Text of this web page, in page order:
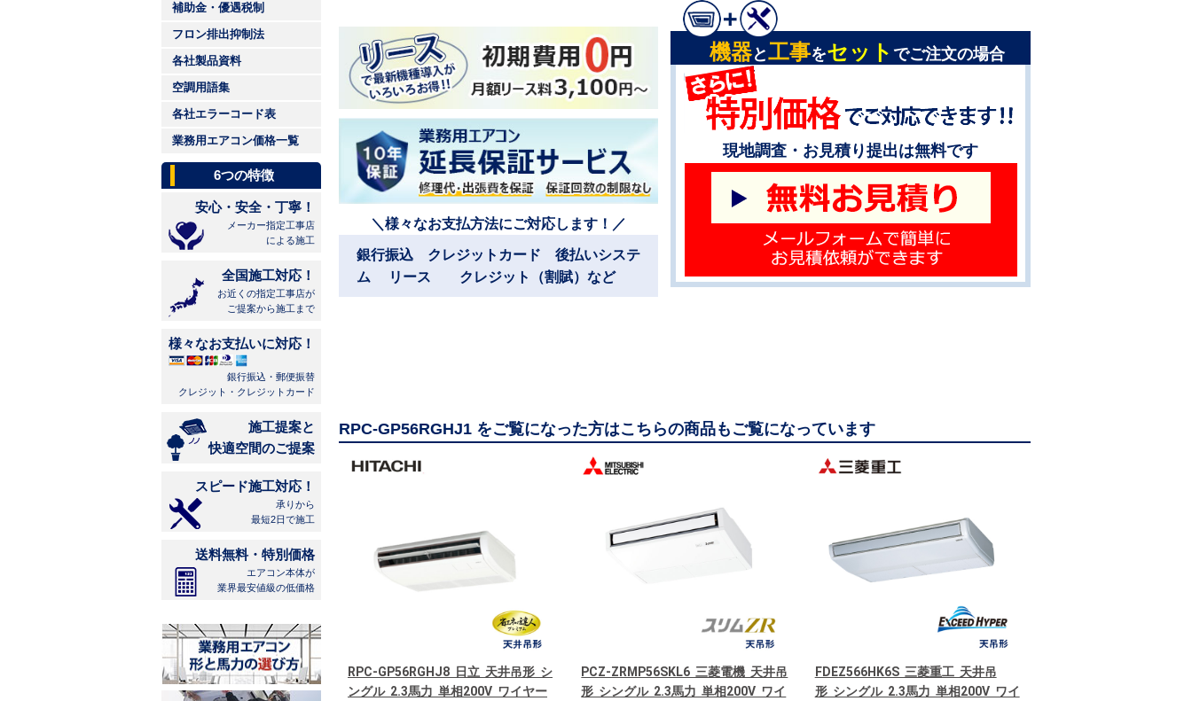
補助金・優遇税制
フロン排出抑制法
各社製品資料
空調用語集
各社エラーコード表
業務用エアコン価格一覧
6つの特徴
安心・安全・丁寧！
メーカー指定工事店
による施工
全国施工対応！
お近くの指定工事店が
ご提案から施工まで
様々なお支払いに対応！
銀行振込・郵便振替
クレジット・クレジットカード
施工提案と
快適空間のご提案
スピード施工対応！
承りから
最短2日で施工
送料無料・特別価格
エアコン本体が
業界最安値級の低価格
＼様々なお支払方法にご対応します！／
銀行振込 クレジットカード 後払いシステ
ム リース クレジット（割賦）など
機器と工事をセット でご注文の場合
現地調査・お見積り提出は無料です
RPC-GP56RGHJ1 をご覧になった方はこちらの商品もご覧になっています
RPC-GP56RGHJ8 日立 天井吊形 シ
ングル 2.3馬力 単相200V ワイヤー
PCZ-ZRMP56SKL6 三菱電機 天井吊
形 シングル 2.3馬力 単相200V ワイ
FDEZ566HK6S 三菱重工 天井吊
形 シングル 2.3馬力 単相200V ワイ